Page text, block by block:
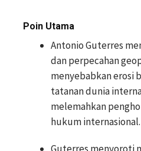
Poin Utama
Antonio Guterres
dan perpecahan
menyebabkan erosi
tatanan dunia
melemahkan
hukum internasional.